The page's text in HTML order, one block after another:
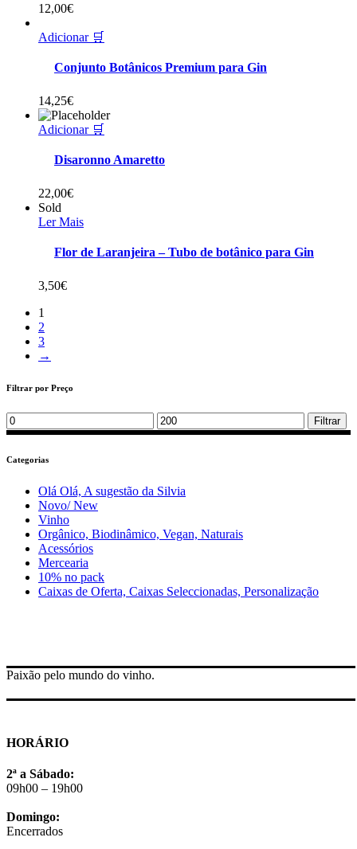
12,00€
Adicionar 🛒
Conjunto Botânicos Premium para Gin
14,25€
Adicionar 🛒
Disaronno Amaretto
22,00€
Sold
Ler Mais
Flor de Laranjeira – Tubo de botânico para Gin
3,50€
1
2
3
→
Filtrar por Preço
Min
price
Max
price
Filtrar
Categorias
Olá Olá, A sugestão da Silvia
Novo/ New
Vinho
Orgânico, Biodinâmico, Vegan, Naturais
Acessórios
Mercearia
10% no pack
Caixas de Oferta, Caixas Seleccionadas, Personalização
Paixão pelo mundo do vinho.
HORÁRIO
2ª a Sábado:
09h00 – 19h00
Domingo:
Encerrados